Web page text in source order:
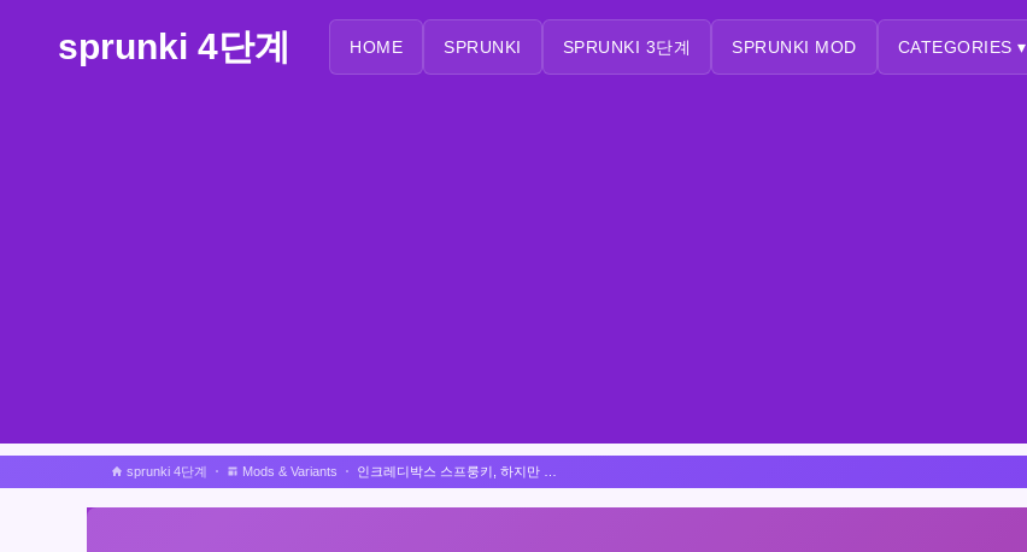
sprunki 4단계 HOME SPRUNKI SPRUNKI 3단계 SPRUNKI MOD CATEGORIES ▾
sprunki 4단계 Mods & Variants